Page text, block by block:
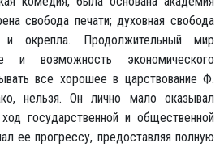
свобода печати; духовная свобода
и окрепла. Продолжительный мир
и возможность экономического
все хорошее в царствование Ф.
нельзя. Он лично мало оказывал
государственной и общественной
ее прогрессу, предоставляя полную